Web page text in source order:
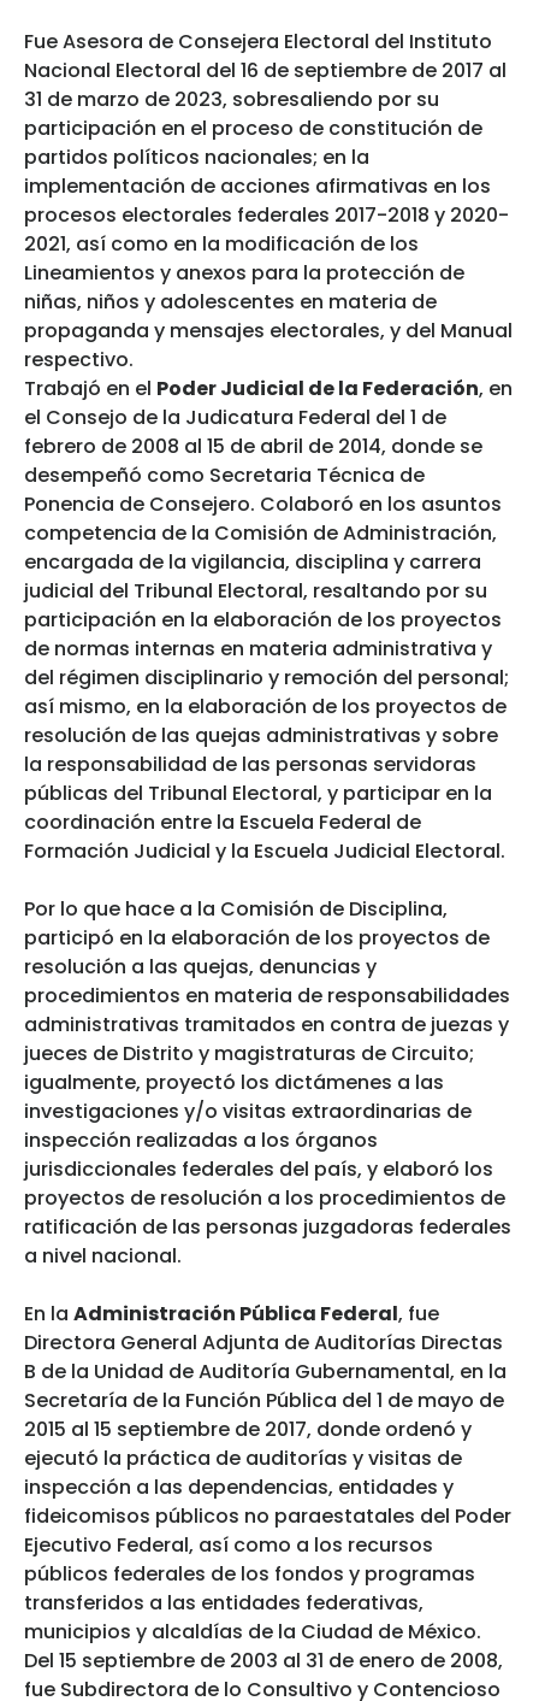
Fue Asesora de Consejera Electoral del Instituto
Nacional Electoral del 16 de septiembre de 2017 al
31 de marzo de 2023, sobresaliendo por su
participación en el proceso de constitución de
partidos políticos nacionales; en la
implementación de acciones afirmativas en los
procesos electorales federales 2017-2018 y 2020-
2021, así como en la modificación de los
Lineamientos y anexos para la protección de
niñas, niños y adolescentes en materia de
propaganda y mensajes electorales, y del Manual
respectivo.
Trabajó en el Poder Judicial de la Federación, en
el Consejo de la Judicatura Federal del 1 de
febrero de 2008 al 15 de abril de 2014, donde se
desempeñó como Secretaria Técnica de
Ponencia de Consejero. Colaboró en los asuntos
competencia de la Comisión de Administración,
encargada de la vigilancia, disciplina y carrera
judicial del Tribunal Electoral, resaltando por su
participación en la elaboración de los proyectos
de normas internas en materia administrativa y
del régimen disciplinario y remoción del personal;
así mismo, en la elaboración de los proyectos de
resolución de las quejas administrativas y sobre
la responsabilidad de las personas servidoras
públicas del Tribunal Electoral, y participar en la
coordinación entre la Escuela Federal de
Formación Judicial y la Escuela Judicial Electoral.
Por lo que hace a la Comisión de Disciplina,
participó en la elaboración de los proyectos de
resolución a las quejas, denuncias y
procedimientos en materia de responsabilidades
administrativas tramitados en contra de juezas y
jueces de Distrito y magistraturas de Circuito;
igualmente, proyectó los dictámenes a las
investigaciones y/o visitas extraordinarias de
inspección realizadas a los órganos
jurisdiccionales federales del país, y elaboró los
proyectos de resolución a los procedimientos de
ratificación de las personas juzgadoras federales
a nivel nacional.
En la Administración Pública Federal, fue
Directora General Adjunta de Auditorías Directas
B de la Unidad de Auditoría Gubernamental, en la
Secretaría de la Función Pública del 1 de mayo de
2015 al 15 septiembre de 2017, donde ordenó y
ejecutó la práctica de auditorías y visitas de
inspección a las dependencias, entidades y
fideicomisos públicos no paraestatales del Poder
Ejecutivo Federal, así como a los recursos
públicos federales de los fondos y programas
transferidos a las entidades federativas,
municipios y alcaldías de la Ciudad de México.
Del 15 septiembre de 2003 al 31 de enero de 2008,
fue Subdirectora de lo Consultivo y Contencioso